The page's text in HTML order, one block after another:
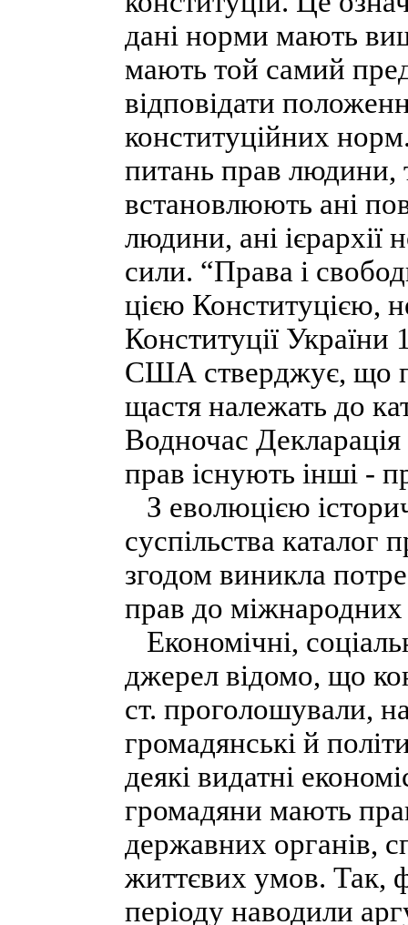
дані норми мають
мають той самий
відповідати
конституційних
питань прав людини,
встановлюють ані
людини, ані ієрархії
сили. “Права і
цією Конституцією,
Конституції України
США стверджує, що
щастя належать до
Водночас
прав існують інші -
З еволюцією
суспільства
згодом виникла
прав до міжнародних
Економічні,
джерел відомо, що
ст. проголошували,
громадянські й
деякі видатні
громадяни мають
державних органів,
життєвих умов. Так,
періоду наводили